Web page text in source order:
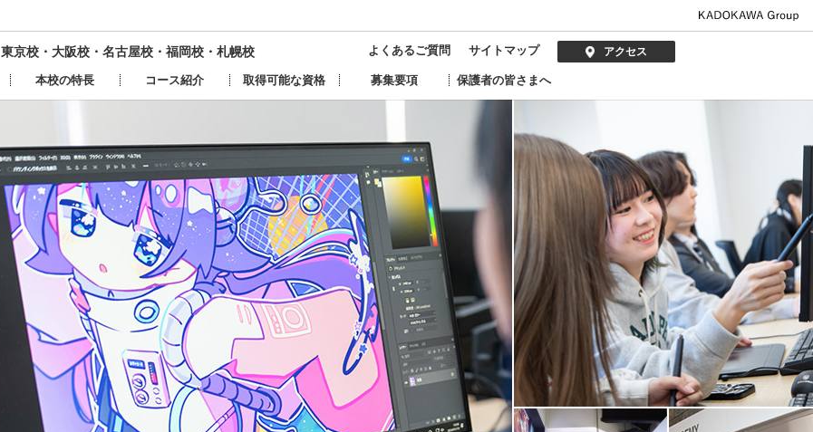
東京校・大阪校・名古屋校・ 福岡校・札幌校 アクセス
サイトマップ
よくあるご質問
本校の特長 コース紹介 取得可能な資格 募集要項 保護者の皆さまへ
アニメ＆ゲーム声優
e-Sports
パティシエ
調理・バリスタ
トータルビューティ
ヘア＆メイク
インフルエンサー＆プロデューサー
映像クリエイター
IT・プログラミング
アーティスト・サウンドクリエイター
謎解きクリエイター
外国語・観光
講師紹介